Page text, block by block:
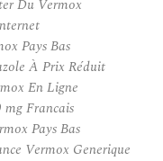
Du Vermox
Pays Bas
À Prix Réduit
En Ligne
Francais
Pays Bas
Vermox Generique